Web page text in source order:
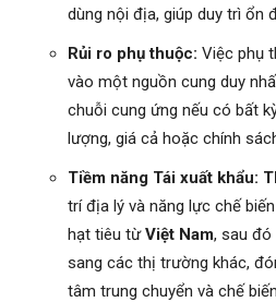
dùng nội địa, giúp duy trì ổn
Rủi ro phụ thuộc: Việc phụ
vào một nguồn cung duy
chuỗi cung ứng nếu có bất
lượng, giá cả hoặc chính
Tiềm năng Tái xuất khẩu:
trí địa lý và năng lực chế
hạt tiêu từViệt Nam, sau đó
sang các thị trường khác,
tâm trung chuyển và chế